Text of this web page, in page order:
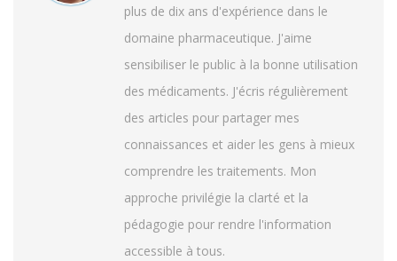
plus de dix ans d'expérience dans le
domaine pharmaceutique. J'aime
sensibiliser le public à la bonne utilisation
des médicaments. J'écris régulièrement
des articles pour partager mes
connaissances et aider les gens à mieux
comprendre les traitements. Mon
approche privilégie la clarté et la
pédagogie pour rendre l'information
accessible à tous.